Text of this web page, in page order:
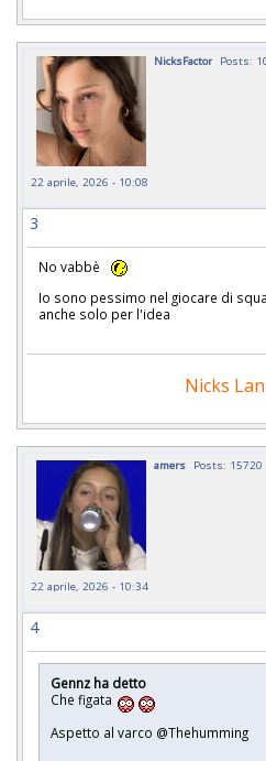
NicksFactor Posts:
22 aprile, 2026 - 10:08
3
No vabbè
Io sono pessimo nel giocare di
anche solo per l'idea
Nicks
amers Posts: 15720
22 aprile, 2026 - 10:34
4
Gennz ha detto
Che figata
Aspetto al varco @Thehumming